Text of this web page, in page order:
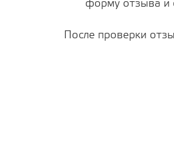
форму отзыва и
После проверки